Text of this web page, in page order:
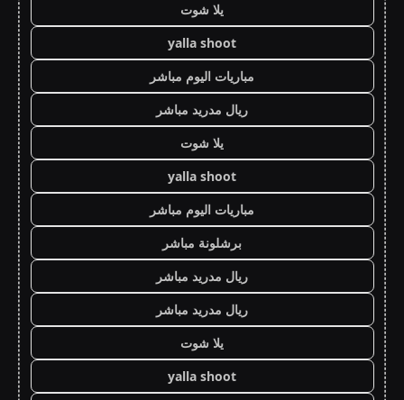
يلا شوت
yalla shoot
مباريات اليوم مباشر
ريال مدريد مباشر
يلا شوت
yalla shoot
مباريات اليوم مباشر
برشلونة مباشر
ريال مدريد مباشر
ريال مدريد مباشر
يلا شوت
yalla shoot